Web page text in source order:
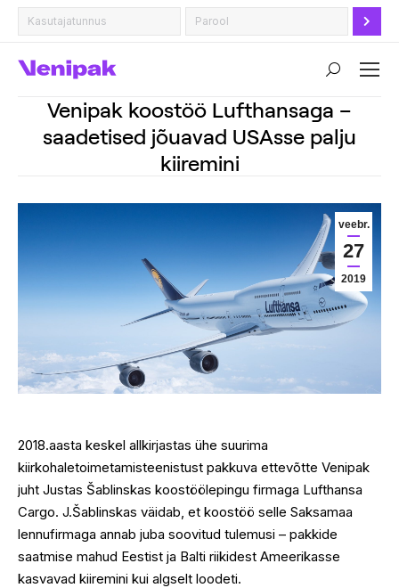
Search:
Venipak koostöö Lufthansaga –
saadetised jõuavad USAsse palju
kiiremini
veebr.
27
2019
2018.aasta keskel allkirjastas ühe suurima
kiirkohaletoimetamisteenistust pakkuva ettevõtte Venipak
juht Justas Šablinskas koostöölepingu firmaga Lufthansa
Cargo. J.Šablinskas väidab, et koostöö selle Saksamaa
lennufirmaga annab juba soovitud tulemusi – pakkide
saatmise mahud Eestist ja Balti riikidest Ameerikasse
kasvavad kiiremini kui algselt loodeti.